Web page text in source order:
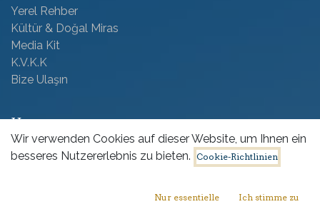
Yerel Rehber
Kültür & Doğal Miras
Media Kit
K.V.K.K
Bize Ulaşın
Unterkunft
Standart Oda
Wir verwenden Cookies auf dieser Website, um Ihnen ein
besseres Nutzererlebnis zu bieten. Cookie-Richtlinien
Nur essentielle Ich stimme zu